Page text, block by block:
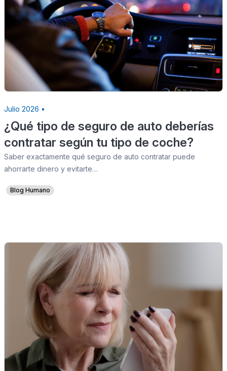
Julio 2026 •
¿Qué tipo de seguro de auto deberías
contratar según tu tipo de coche?
Saber exactamente qué seguro de auto contratar puede
ahorrarte dinero y evitarte…
Blog Humano